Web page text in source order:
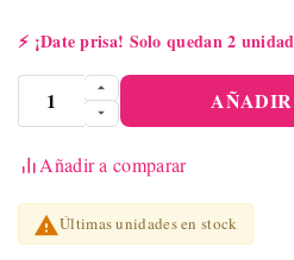
⚡ ¡Date prisa! Solo quedan 2
Añadir a comparar
Últimas unidades en stock